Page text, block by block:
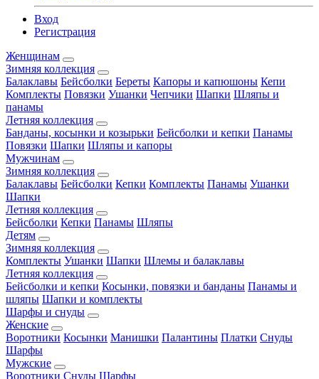
Вход
Регистрация
Женщинам
Зимняя коллекция
Балаклавы Бейсболки Береты Капоры и капюшоны Кепи
Комплекты Повязки Ушанки Чепчики Шапки Шляпы и
панамы
Летняя коллекция
Банданы, косынки и козырьки Бейсболки и кепки Панамы
Повязки Шапки Шляпы и капоры
Мужчинам
Зимняя коллекция
Балаклавы Бейсболки Кепки Комплекты Панамы Ушанки
Шапки
Летняя коллекция
Бейсболки Кепки Панамы Шляпы
Детям
Зимняя коллекция
Комплекты Ушанки Шапки Шлемы и балаклавы
Летняя коллекция
Бейсболки и кепки Косынки, повязки и банданы Панамы и
шляпы Шапки и комплекты
Шарфы и снуды
Женские
Воротники Косынки Манишки Палантины Платки Снуды
Шарфы
Мужские
Воротники Снуды Шарфы